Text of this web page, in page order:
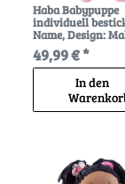
Haba Babypuppe
individuell
Name, Design:
49,99 € *
In den